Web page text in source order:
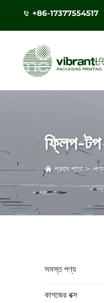
+86-17377554517
ফ্লিপ-টপ
প্রথম পাতা >
সমস্ত পণ্য
কাগজের বক্স